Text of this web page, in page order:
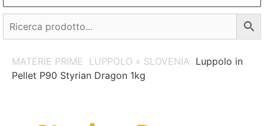
MATERIE PRIME LUPPOLO » SLOVENIA Luppolo in
Pellet P90 Styrian Dragon 1kg